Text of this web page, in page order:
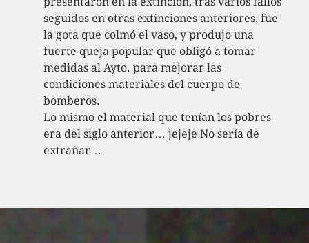
seguidos en otras extinciones anteriores, fue
la gota que colmó el vaso, y produjo una
fuerte queja popular que obligó a tomar
medidas al Ayto. para mejorar las
condiciones materiales del cuerpo de
bomberos.
Lo mismo el material que tenían los pobres
era del siglo anterior… jejeje No sería de
extrañar…